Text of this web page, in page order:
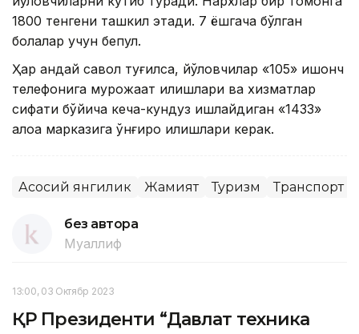
1800 тенгени ташкил этади. 7 ёшгача бўлган
болалар учун бепул.
Ҳар қандай савол туғилса, йўловчилар «105» ишонч
телефонига мурожаат қилишлари ва хизматлар
сифати бўйича кеча-кундуз ишлайдиган «1433»
алоқа марказига қўнғироқ қилишлари керак.
Асосий янгилик Жамият Туризм Транспорт
без автора
Муаллиф
13:00, 03 Октябр 2023
ҚР Президенти “Давлат техника